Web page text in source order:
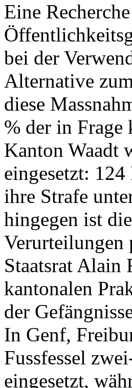
Eine
bei der
Alternative
diese
% der in Frage
Kanton Waadt
eingesetzt:
ihre Strafe
hingegen ist
Verurteilungen
Staatsrat Alain
kantonalen
der
In Genf,
Fussfessel
eingesetzt,